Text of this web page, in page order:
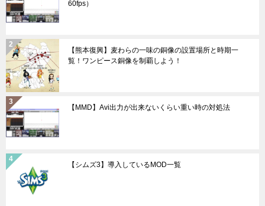
ン
60fps）
【熊本復興】麦わらの一味の銅像の設置場所と時期一
覧！ワンピース銅像を制覇しよう！
【MMD】Avi出力が出来ないくらい重い時の対処法
【シムズ3】導入しているMOD一覧